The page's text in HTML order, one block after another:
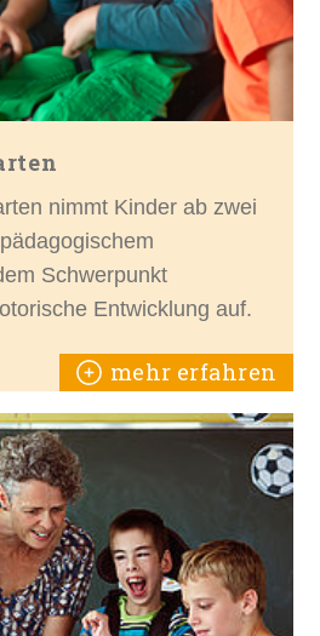
nimmt Kinder ab zwei
Schwerpunkt
Entwicklung auf.
mehr erfahren